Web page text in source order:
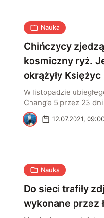
wnętrza tego
wystrzeliwujących po
galaktyki. Czytaj też:
Nauka
Chińczycy
kosmiczny ryż.
okrążyły Księżyc
W listopadzie
Chang’e 5 przez 23
przestrzeni
naturalnego satelitę.
wyhodować 2000
około centymetra
będą pielęgnowane w
A 12.07.2021, 09:00
Nauka
Do sieci trafiły
wykonane przez